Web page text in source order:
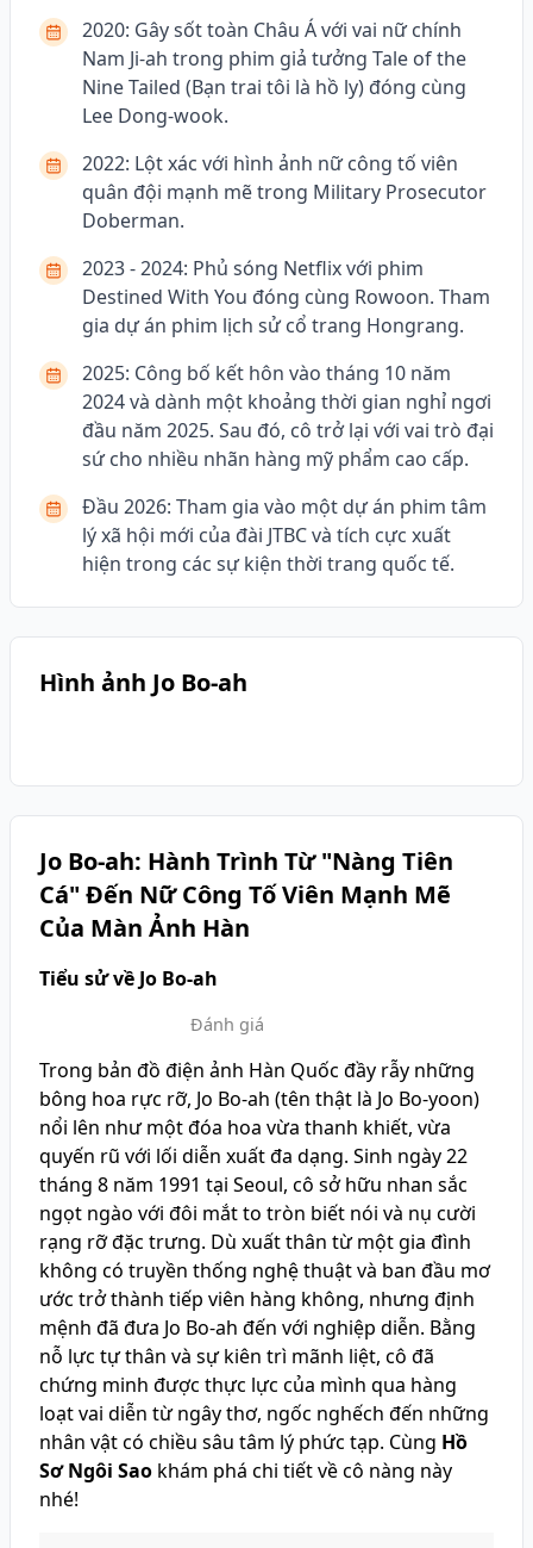
2020: Gây sốt toàn Châu Á với vai nữ chính
Nam Ji-ah trong phim giả tưởng Tale of the
Nine Tailed (Bạn trai tôi là hồ ly) đóng cùng
Lee Dong-wook.
2022: Lột xác với hình ảnh nữ công tố viên
quân đội mạnh mẽ trong Military Prosecutor
Doberman.
2023 - 2024: Phủ sóng Netflix với phim
Destined With You đóng cùng Rowoon. Tham
gia dự án phim lịch sử cổ trang Hongrang.
2025: Công bố kết hôn vào tháng 10 năm
2024 và dành một khoảng thời gian nghỉ ngơi
đầu năm 2025. Sau đó, cô trở lại với vai trò đại
sứ cho nhiều nhãn hàng mỹ phẩm cao cấp.
Đầu 2026: Tham gia vào một dự án phim tâm
lý xã hội mới của đài JTBC và tích cực xuất
hiện trong các sự kiện thời trang quốc tế.
Hình ảnh Jo Bo-ah
Jo Bo-ah: Hành Trình Từ "Nàng Tiên
Cá" Đến Nữ Công Tố Viên Mạnh Mẽ
Của Màn Ảnh Hàn
Tiểu sử về Jo Bo-ah
Đánh giá
Trong bản đồ điện ảnh Hàn Quốc đầy rẫy những
bông hoa rực rỡ, Jo Bo-ah (tên thật là Jo Bo-yoon)
nổi lên như một đóa hoa vừa thanh khiết, vừa
quyến rũ với lối diễn xuất đa dạng. Sinh ngày 22
tháng 8 năm 1991 tại Seoul, cô sở hữu nhan sắc
ngọt ngào với đôi mắt to tròn biết nói và nụ cười
rạng rỡ đặc trưng. Dù xuất thân từ một gia đình
không có truyền thống nghệ thuật và ban đầu mơ
ước trở thành tiếp viên hàng không, nhưng định
mệnh đã đưa Jo Bo-ah đến với nghiệp diễn. Bằng
nỗ lực tự thân và sự kiên trì mãnh liệt, cô đã
chứng minh được thực lực của mình qua hàng
loạt vai diễn từ ngây thơ, ngốc nghếch đến những
nhân vật có chiều sâu tâm lý phức tạp. Cùng Hồ
Sơ Ngôi Sao khám phá chi tiết về cô nàng này
nhé!